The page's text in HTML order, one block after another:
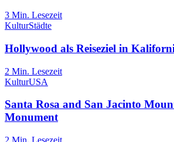
3 Min. Lesezeit
KulturStädte
Hollywood als Reiseziel in
2 Min. Lesezeit
KulturUSA
Santa Rosa and San Jacinto
Monument